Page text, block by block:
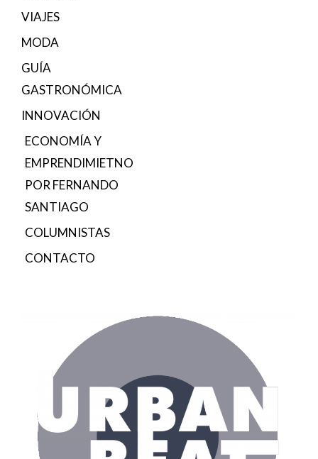
VIAJES
MODA
GUÍA
GASTRONÓMICA
INNOVACIÓN
ECONOMÍA Y
EMPRENDIMIETNO
POR FERNANDO
SANTIAGO
COLUMNISTAS
CONTACTO